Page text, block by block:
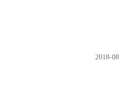
2018-